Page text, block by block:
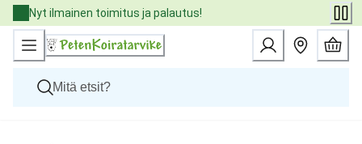
Skip
to
Content
Nyt ilmainen toimitus ja palautus!